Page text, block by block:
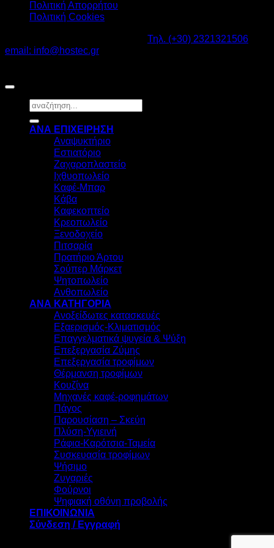
Πολιτική Απορρήτου
Πολιτική Cookies
Τηλ. (+30) 2321321506
email: info@hostec.gr
Αναζήτηση
για:
ΑΝΑ ΕΠΙΧΕΙΡΗΣΗ
Αναψυκτήριο
Εστιατόριο
Ζαχαροπλαστείο
Ιχθυοπωλείο
Καφέ-Μπαρ
Κάβα
Καφεκοπτείο
Κρεοπωλείο
Ξενοδοχείο
Πιτσαρία
Πρατήριο Άρτου
Σούπερ Μάρκετ
Ψητοπωλείο
Ανθοπωλείο
ΑΝΑ ΚΑΤΗΓΟΡΙΑ
Ανοξείδωτες κατασκευές
Εξαερισμός-Κλιματισμός
Επαγγελματικά ψυγεία & Ψύξη
Επεξεργασία Ζύμης
Επεξεργασία τροφίμων
Θέρμανση τροφίμων
Κουζίνα
Μηχανές καφέ-ροφημάτων
Πάγος
Παρουσίαση – Σκεύη
Πλύση-Υγιεινή
Ράφια-Καρότσια-Ταμεία
Συσκευασία τροφίμων
Ψήσιμο
Ζυγαριές
Φούρνοι
Ψηφιακή οθόνη προβολής
ΕΠΙΚΟΙΝΩΝΙΑ
Σύνδεση / Εγγραφή